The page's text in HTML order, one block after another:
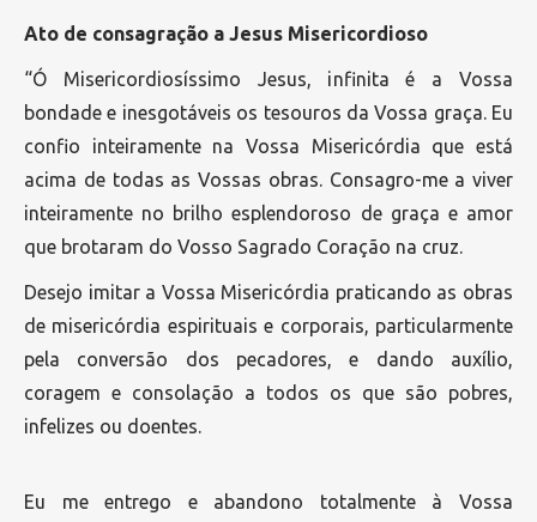
Ato de consagração a Jesus Misericordioso
“Ó Misericordiosíssimo Jesus, infinita é a Vossa
bondade e inesgotáveis os tesouros da Vossa graça. Eu
confio inteiramente na Vossa Misericórdia que está
acima de todas as Vossas obras. Consagro-me a viver
inteiramente no brilho esplendoroso de graça e amor
que brotaram do Vosso Sagrado Coração na cruz.
Desejo imitar a Vossa Misericórdia praticando as obras
de misericórdia espirituais e corporais, particularmente
pela conversão dos pecadores, e dando auxílio,
coragem e consolação a todos os que são pobres,
infelizes ou doentes.
Eu me entrego e abandono totalmente à Vossa